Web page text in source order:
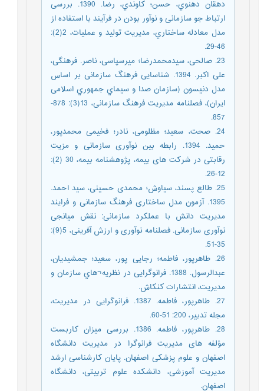
دهقان دهنوي، حسن؛ کاوندي، رضا. 1390. بررسی
ارتباط جو سازمانی و نوآور بودن در فرآیند با استفاده از
مدل معادله ساختاري، مدیریت تولید و عملیات، 2(2):
46-29.
23. صالحی، سیدمحمدرضا؛ میرسپاسی، ناصر. فرهنگی،
علی اکبر. 1394. شناسایی فرهنگ سازمانی بر اساس
مدل دنیسون (سازمان صدا و سیماي جمهوري اسلامی
ایران)، فصلنامه مدیریت فرهنگ سازمانی، 13(3): 878-
857.
24. صحت، سعید؛ مظلومی، نادر؛ فخیمی محمدپور،
حمید. 1394. رابطه بین نوآوری سازمانی و مزیت
رقابتی در شرکت های بیمه، پژوهشنامه بیمه، 30 (2):
12-26.
25. طالع پسند، سیاوش؛ محمدی حسینی، سید احمد.
1395. آزمون مدل ساختاری فرهنگ سازمانی و فرایند
مدیریت دانش با عملکرد سازمانی: نقش میانجی
نوآوری سازمانی. فصلنامه نوآوری و ارزش آفرینی، 5(9):
35-51.
26. طاهرپور، فاطمه؛ رجایی پور، سعید؛ جمشیدیان،
عبدالرسول. 1388. فرانوگرایی در نظریه¬هاي سازمان و
مدیریت، انتشارات کنکاش.
27. طاهرپور، فاطمه. 1387. فرانوگرایی در مدیریت،
مجله تدبیر، 200: 51-60.
28. طاهرپور، فاطمه. 1386. بررسی میزان کاربست
مؤلفه های مدیریت فرانوگرا در مدیریت دانشگاه
اصفهان و علوم پزشکی اصفهان. پایان کارشناسی ارشد
مدیریت آموزشی، دانشکده علوم تربیتی، دانشگاه
اصفهان.